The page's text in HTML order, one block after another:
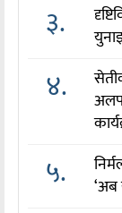
३.
४.
५.